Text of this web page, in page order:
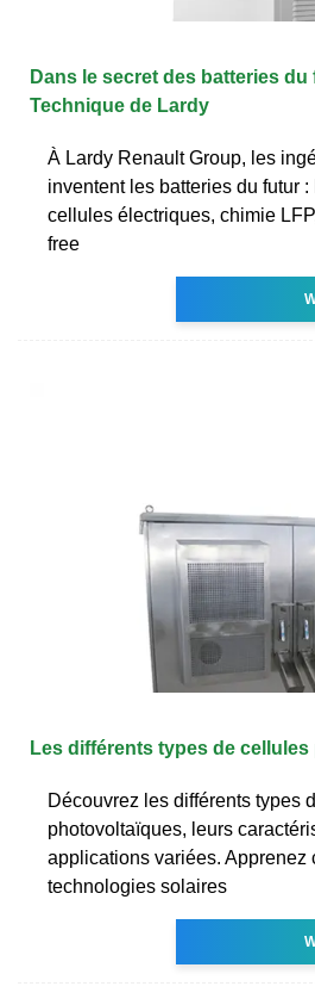
Dans le secret des batteries
Technique de Lardy
À Lardy Renault Group, les
inventent les batteries du futur
cellules électriques, chimie
free
Les différents types de
Découvrez les différents types
photovoltaïques, leurs
applications variées. Apprenez
technologies solaires